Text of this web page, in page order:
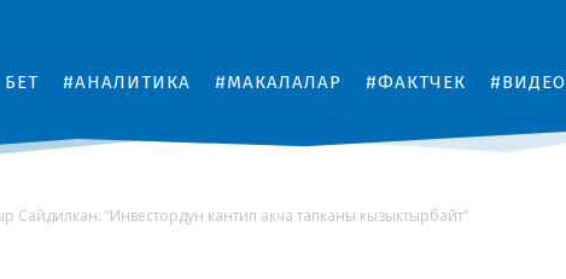
#АНАЛИТИКА #МАКАЛАЛАР #ФАКТЧЕК #ВИДЕО
Сайдилкан: “Инвестордун кантип акча тапканы кызыктырбайт”